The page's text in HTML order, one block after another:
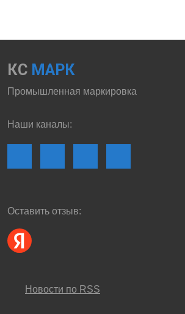
КС МАРК
Промышленная маркировка
Наши каналы:
Оставить отзыв:
Новости по RSS